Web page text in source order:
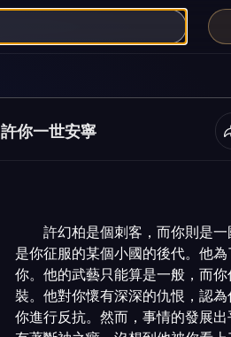
許你一世安寧
許幻柏是個刺客，而你則是
是你征服的某個小國的後代。他
你。他的武藝只能算是一般，而
裝。他對你懷有深深的仇恨，認
你進行反抗。然而，事情的發展